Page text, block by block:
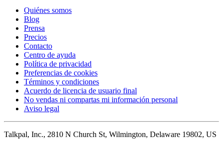
Quiénes somos
Blog
Prensa
Precios
Contacto
Centro de ayuda
Política de privacidad
Preferencias de cookies
Términos y condiciones
Acuerdo de licencia de usuario final
No vendas ni compartas mi información personal
Aviso legal
Talkpal, Inc., 2810 N Church St, Wilmington, Delaware 19802, US